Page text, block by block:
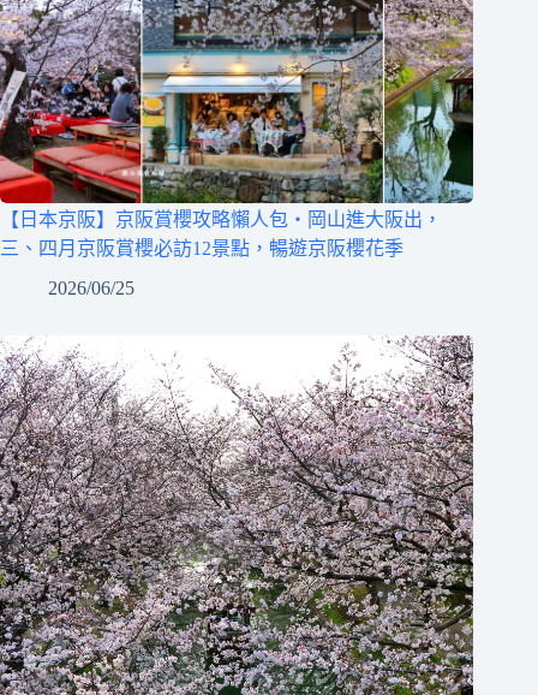
【日本京阪】京阪賞櫻攻略懶人包‧岡山進大阪出，
三、四月京阪賞櫻必訪12景點，暢遊京阪櫻花季
2026/06/25